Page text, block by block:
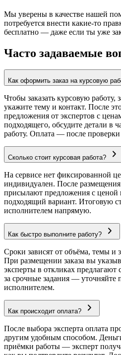
Мы уверены в качестве нашей
потребуется внести какие-то
бесплатно — даже если ты уже
Часто задаваемые
Как оформить заказ на курсовую
Чтобы заказать курсовую работу,
укажите тему и контакт. После
предложения от экспертов с
подходящего, обсудите детали в
работу. Оплата — после проверки
Сколько стоит курсовая работа?
На сервисе нет фиксированной
индивидуален. После
присылают предложения с ценой
подходящий вариант. Итоговую
исполнителем напрямую.
Как быстро выполните работу?
Сроки зависят от объёма, темы и
При размещении заказа вы
эксперты в откликах предлагают
за срочные задания — уточняйте
исполнителем.
Как происходит оплата?
После выбора эксперта оплата
другим удобным способом.
приёмки работы — эксперт